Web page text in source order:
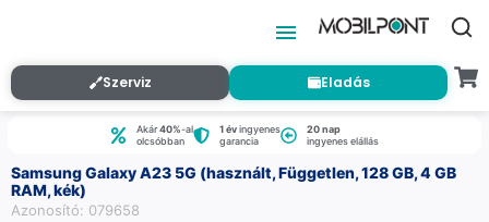
Szerviz Eladás
Akár40%-al
olcsóbban
1 évingyenes
garancia
20 nap
ingyenes elállás
Samsung Galaxy A23 5G (használt, Független, 128 GB, 4 GB
RAM, kék)
Azonosító: 079658